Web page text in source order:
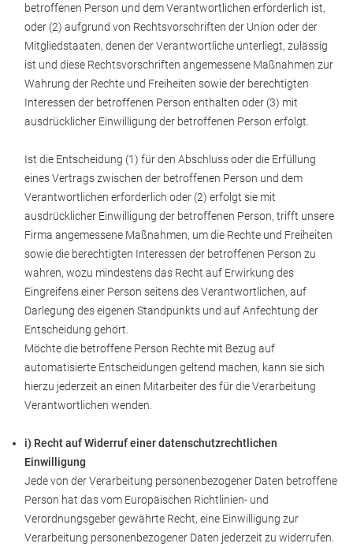
betroffenen Person und dem Verantwortlichen erforderlich ist,
oder (2) aufgrund von Rechtsvorschriften der Union oder der
Mitgliedstaaten, denen der Verantwortliche unterliegt, zulässig
ist und diese Rechtsvorschriften angemessene Maßnahmen zur
Wahrung der Rechte und Freiheiten sowie der berechtigten
Interessen der betroffenen Person enthalten oder (3) mit
ausdrücklicher Einwilligung der betroffenen Person erfolgt.
Ist die Entscheidung (1) für den Abschluss oder die Erfüllung
eines Vertrags zwischen der betroffenen Person und dem
Verantwortlichen erforderlich oder (2) erfolgt sie mit
ausdrücklicher Einwilligung der betroffenen Person, trifft unsere
Firma angemessene Maßnahmen, um die Rechte und Freiheiten
sowie die berechtigten Interessen der betroffenen Person zu
wahren, wozu mindestens das Recht auf Erwirkung des
Eingreifens einer Person seitens des Verantwortlichen, auf
Darlegung des eigenen Standpunkts und auf Anfechtung der
Entscheidung gehört.
Möchte die betroffene Person Rechte mit Bezug auf
automatisierte Entscheidungen geltend machen, kann sie sich
hierzu jederzeit an einen Mitarbeiter des für die Verarbeitung
Verantwortlichen wenden.
i) Recht auf Widerruf einer datenschutzrechtlichen
Einwilligung
Jede von der Verarbeitung personenbezogener Daten betroffene
Person hat das vom Europäischen Richtlinien- und
Verordnungsgeber gewährte Recht, eine Einwilligung zur
Verarbeitung personenbezogener Daten jederzeit zu widerrufen.